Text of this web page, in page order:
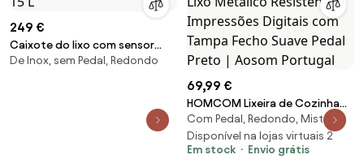
249 €
Caixote do lixo com sensor
Mirage, 30 L + 2 x 15 L
De Inox, sem Pedal, Redondo
69,99 €
HOMCOM Lixeira de Cozinha
20 L Caixote de Lixo Metálico
Resistente a Impressões
Digitais com Tampa Fecho
Com Pedal, Redondo, Misto
Disponível na lojas virtuais 2
Em stock
Envio grátis